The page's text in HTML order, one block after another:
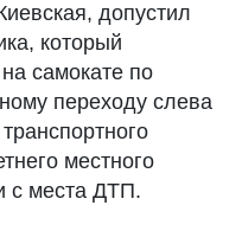
допустил
который
самокате по
переходу слева
местного
с места ДТП.